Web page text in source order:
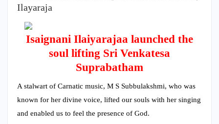
Ilayaraja
Isaignani Ilaiyarajaa launched the
soul lifting Sri Venkatesa
Suprabatham
A stalwart of Carnatic music, M S Subbulakshmi, who was
known for her divine voice, lifted our souls with her singing
and enabled us to feel the presence of God.